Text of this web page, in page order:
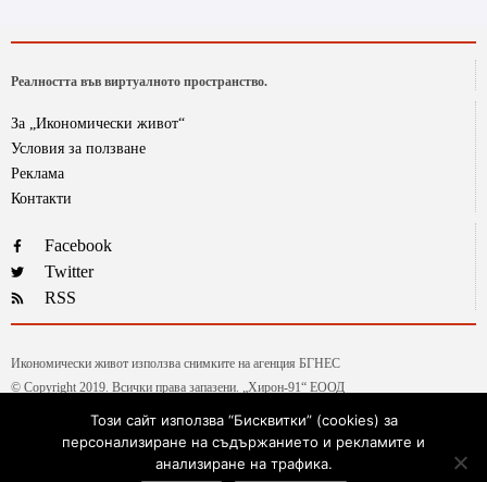
Реалността във виртуалното пространство.
За „Икономически живот“
Условия за ползване
Реклама
Контакти
Facebook
Twitter
RSS
Икономически живот използва снимките на агенция БГНЕС
© Copyright 2019. Всички права запазени. „Хирон-91“ ЕООД
Текстовете от рубриката „Гласове и мнения“ са авторски, на колумнистите на ИЖ.
Този сайт използва “Бисквитки” (cookies) за
персонализиране на съдържанието и рекламите и
анализиране на трафика.